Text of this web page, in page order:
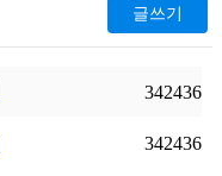
글쓰기
342436
342436